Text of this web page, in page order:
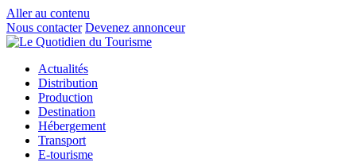
Aller au contenu
Nous contacter Devenez annonceur
Actualités
Distribution
Production
Destination
Hébergement
Transport
E-tourisme